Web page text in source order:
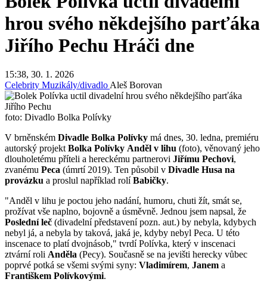
hrou svého někdejšího parťáka
Jiřího Pechu Hráči dne
15:38, 30. 1. 2026
Celebrity Muzikály/divadloAleš Borovan
foto: Divadlo Bolka Polívky
V brněnském Divadle Bolka Polívky má dnes, 30. ledna, premiéru
autorský projektBolka Polívky Anděl v lihu (foto), věnovaný jeho
dlouholetému příteli a hereckému partnerovi Jiřímu Pechovi,
zvanému Peca (úmrtí 2019). Ten působil v Divadle Husa na
provázku a proslul například rolíBabičky.
"Anděl v lihu je poctou jeho nadání, humoru, chuti žít, smát se,
prožívat vše naplno, bojovně a úsměvně. Jednou jsem napsal, že
Poslední leč (divadelní představení pozn. aut.) by nebyla, kdybych
nebyl já, a nebyla by taková, jaká je, kdyby nebyl Peca. U této
inscenace to platí dvojnásob," tvrdí Polívka, který v inscenaci
ztvární roli Anděla (Pecy). Současně se na jevišti herecky vůbec
poprvé potká se všemi svými syny: Vladimírem, Janem a
Františkem Polívkovými.